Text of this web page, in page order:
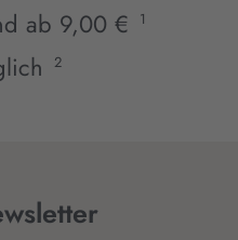
ab 9,00 €
1
2